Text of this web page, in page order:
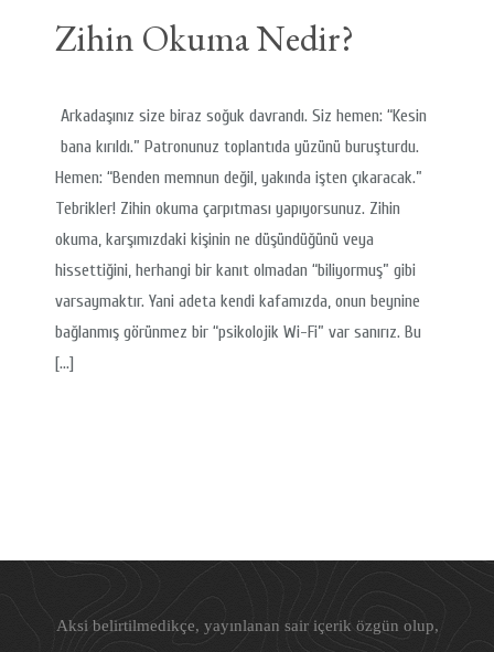
Zihin Okuma Nedir?
Arkadaşınız size biraz soğuk davrandı. Siz hemen: “Kesin
bana kırıldı.” Patronunuz toplantıda yüzünü buruşturdu.
Hemen: “Benden memnun değil, yakında işten çıkaracak.”
Tebrikler! Zihin okuma çarpıtması yapıyorsunuz. Zihin
okuma, karşımızdaki kişinin ne düşündüğünü veya
hissettiğini, herhangi bir kanıt olmadan “biliyormuş” gibi
varsaymaktır. Yani adeta kendi kafamızda, onun beynine
bağlanmış görünmez bir “psikolojik Wi-Fi” var sanırız. Bu
[…]
Aksi belirtilmedikçe, yayınlanan sair içerik özgün olup,